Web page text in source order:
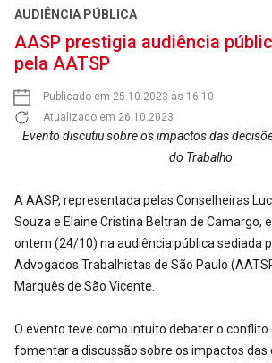
AUDIÊNCIA PÚBLICA
AASP prestigia audiência
pela AATSP
Publicado em 25.10.2023 às 16:10
Atualizado em 26.10.2023
Evento discutiu sobre os impactos das
do Trabalho
A AASP, representada pelas Conselheiras
Souza e Elaine Cristina Beltran de Camargo,
ontem (24/10) na audiência pública sediada
Advogados Trabalhistas de São Paulo
Marquês de São Vicente.
O evento teve como intuito debater o conflito
fomentar a discussão sobre os impactos das